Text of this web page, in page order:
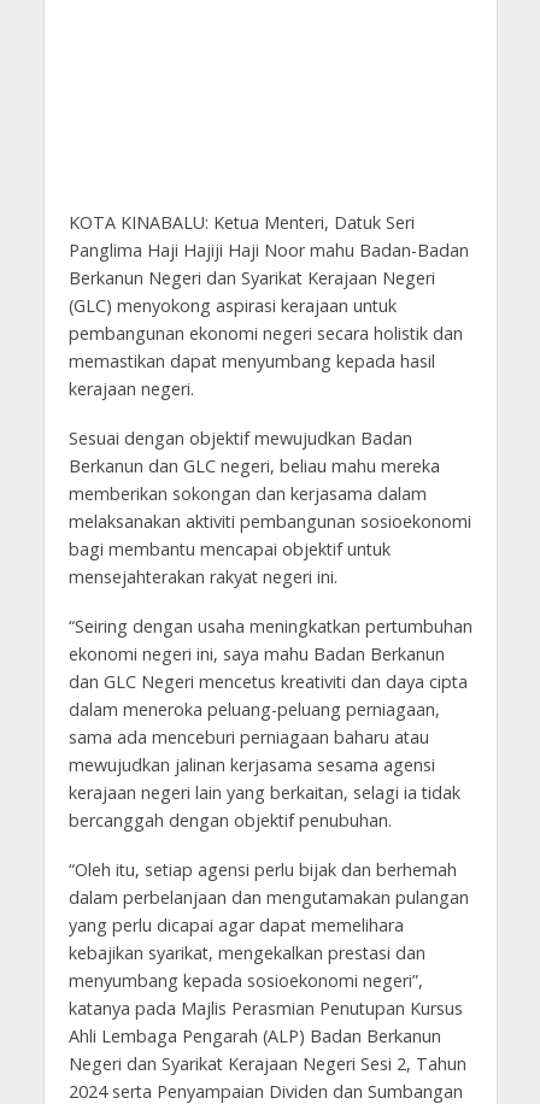
KOTA KINABALU: Ketua Menteri, Datuk Seri
Panglima Haji Hajiji Haji Noor mahu Badan-Badan
Berkanun Negeri dan Syarikat Kerajaan Negeri
(GLC) menyokong aspirasi kerajaan untuk
pembangunan ekonomi negeri secara holistik dan
memastikan dapat menyumbang kepada hasil
kerajaan negeri.
Sesuai dengan objektif mewujudkan Badan
Berkanun dan GLC negeri, beliau mahu mereka
memberikan sokongan dan kerjasama dalam
melaksanakan aktiviti pembangunan sosioekonomi
bagi membantu mencapai objektif untuk
mensejahterakan rakyat negeri ini.
“Seiring dengan usaha meningkatkan pertumbuhan
ekonomi negeri ini, saya mahu Badan Berkanun
dan GLC Negeri mencetus kreativiti dan daya cipta
dalam meneroka peluang-peluang perniagaan,
sama ada menceburi perniagaan baharu atau
mewujudkan jalinan kerjasama sesama agensi
kerajaan negeri lain yang berkaitan, selagi ia tidak
bercanggah dengan objektif penubuhan.
“Oleh itu, setiap agensi perlu bijak dan berhemah
dalam perbelanjaan dan mengutamakan pulangan
yang perlu dicapai agar dapat memelihara
kebajikan syarikat, mengekalkan prestasi dan
menyumbang kepada sosioekonomi negeri”,
katanya pada Majlis Perasmian Penutupan Kursus
Ahli Lembaga Pengarah (ALP) Badan Berkanun
Negeri dan Syarikat Kerajaan Negeri Sesi 2, Tahun
2024 serta Penyampaian Dividen dan Sumbangan